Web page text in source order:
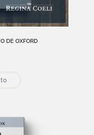
DE OXFORD